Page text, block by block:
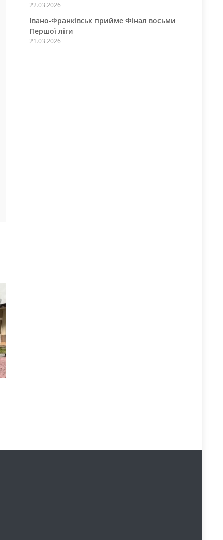
22.03.2026
Івано-Франківськ прийме Фінал восьми
Першої ліги
21.03.2026